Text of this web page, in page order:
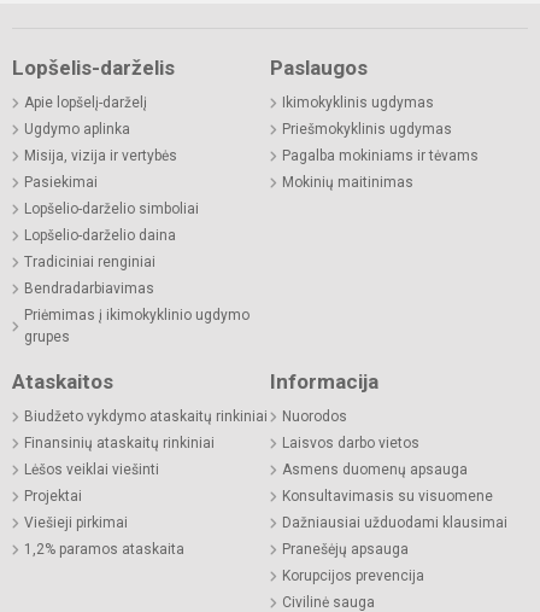
Lopšelis-darželis
Apie lopšelį-darželį
Ugdymo aplinka
Misija, vizija ir vertybės
Pasiekimai
Lopšelio-darželio simboliai
Lopšelio-darželio daina
Tradiciniai renginiai
Bendradarbiavimas
Priėmimas į ikimokyklinio ugdymo
grupes
Paslaugos
Ikimokyklinis ugdymas
Priešmokyklinis ugdymas
Pagalba mokiniams ir tėvams
Mokinių maitinimas
Ataskaitos
Biudžeto vykdymo ataskaitų rinkiniai
Finansinių ataskaitų rinkiniai
Lėšos veiklai viešinti
Projektai
Viešieji pirkimai
1,2% paramos ataskaita
Informacija
Nuorodos
Laisvos darbo vietos
Asmens duomenų apsauga
Konsultavimasis su visuomene
Dažniausiai užduodami klausimai
Pranešėjų apsauga
Korupcijos prevencija
Civilinė sauga